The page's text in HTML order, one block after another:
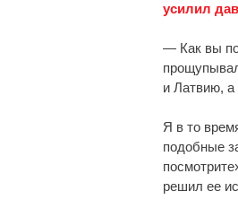
усилил
— Как вы
и Латвию,
Я в то
подобные
решил ее